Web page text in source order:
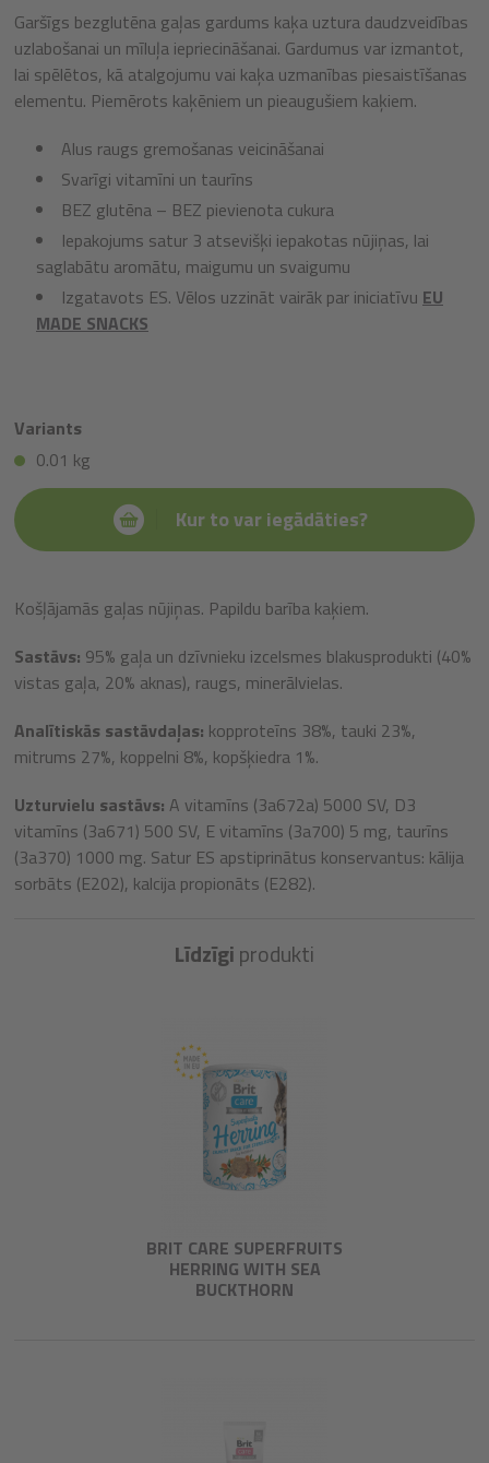
Garšīgs bezglutēna gaļas gardums kaķa uztura daudzveidības
uzlabošanai un mīluļa iepriecināšanai. Gardumus var izmantot,
lai spēlētos, kā atalgojumu vai kaķa uzmanības piesaistīšanas
elementu. Piemērots kaķēniem un pieaugušiem kaķiem.
Alus raugs gremošanas veicināšanai
Svarīgi vitamīni un taurīns
BEZ glutēna – BEZ pievienota cukura
Iepakojums satur 3 atsevišķi iepakotas nūjiņas, lai
saglabātu aromātu, maigumu un svaigumu
Izgatavots ES. Vēlos uzzināt vairāk par iniciatīvu EU
MADE SNACKS
Variants
0.01 kg
Kur to var iegādāties?
Košļājamās gaļas nūjiņas. Papildu barība kaķiem.
Sastāvs: 95% gaļa un dzīvnieku izcelsmes blakusprodukti (40%
vistas gaļa, 20% aknas), raugs, minerālvielas.
Analītiskās sastāvdaļas: kopproteīns 38%, tauki 23%,
mitrums 27%, koppelni 8%, kopšķiedra 1%.
Uzturvielu sastāvs: A vitamīns (3a672a) 5000 SV, D3
vitamīns (3a671) 500 SV, E vitamīns (3a700) 5 mg, taurīns
(3a370) 1000 mg. Satur ES apstiprinātus konservantus: kālija
sorbāts (E202), kalcija propionāts (E282).
Līdzīgiprodukti
BRIT CARE SUPERFRUITS
HERRING WITH SEA
BUCKTHORN